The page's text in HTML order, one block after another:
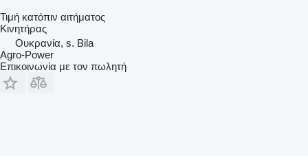
Τιμή κατόπιν αιτήματος
Κινητήρας
Ουκρανία, s. Bila
Agro-Power
Επικοινωνία με τον πωλητή